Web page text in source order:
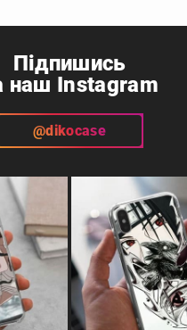
Підпишись
наш Instagram
@dikocase